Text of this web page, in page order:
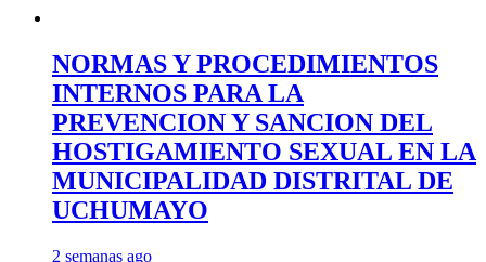
NORMAS Y PROCEDIMIENTOS
INTERNOS PARA LA
PREVENCION Y SANCION DEL
HOSTIGAMIENTO SEXUAL EN LA
MUNICIPALIDAD DISTRITAL DE
UCHUMAYO
2 semanas ago